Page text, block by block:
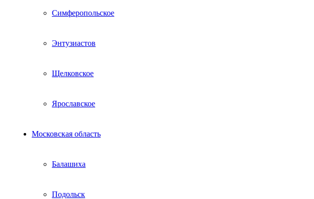
Симферопольское
Энтузиастов
Щелковское
Ярославское
Московская область
Балашиха
Подольск